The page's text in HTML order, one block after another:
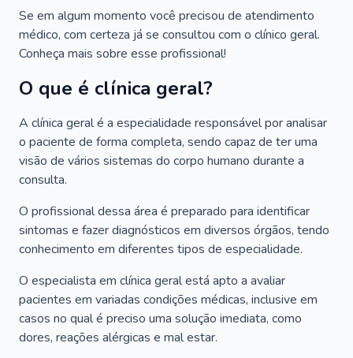
Se em algum momento você precisou de atendimento
médico, com certeza já se consultou com o clínico geral.
Conheça mais sobre esse profissional!
O que é clínica geral?
A clínica geral é a especialidade responsável por analisar
o paciente de forma completa, sendo capaz de ter uma
visão de vários sistemas do corpo humano durante a
consulta.
O profissional dessa área é preparado para identificar
sintomas e fazer diagnósticos em diversos órgãos, tendo
conhecimento em diferentes tipos de especialidade.
O especialista em clínica geral está apto a avaliar
pacientes em variadas condições médicas, inclusive em
casos no qual é preciso uma solução imediata, como
dores, reações alérgicas e mal estar.